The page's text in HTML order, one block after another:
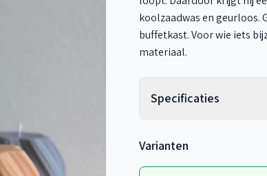
koolzaadwas en geurloos.
buffetkast. Voor wie iets
materiaal.
Specificaties
Varianten